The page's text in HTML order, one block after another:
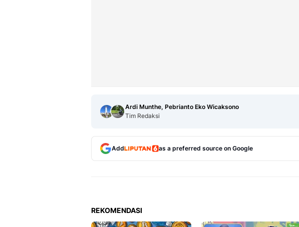
Ardi Munthe, Pebrianto Eko Wicaksono
Tim Redaksi
Add as a preferred source on Google
REKOMENDASI